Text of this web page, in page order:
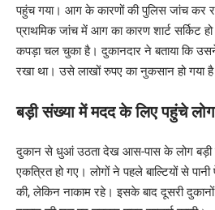
पहुंच गया। आग के कारणों की पुलिस जांच कर
प्राथमिक जांच में आग का कारण शार्ट सर्किट
कपड़ा चल चुका है। दुकानदार ने बताया कि
रखा था। उसे लाखों रुपए का नुकसान हो गया
बड़ी संख्या में मदद के लिए पहुंचे लोग
दुकान से धुआं उठता देख आस-पास के लोग बड़ी
एकत्रित हो गए। लोगों ने पहले बाल्टियों से
की, लेकिन नाकाम रहे। इसके बाद दूसरी